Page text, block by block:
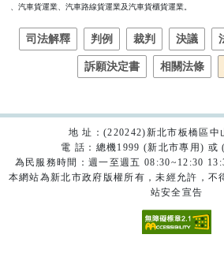
、汽車貨運業、汽車路線貨運業及汽車貨櫃貨運業。
司法解釋 判例 裁判 決議
訴願決定書 相關法條
地 址：(220242)新北市板橋區中
電 話：總機1999 (新北市專用) 或
為民服務時間：週一至週五 08:30~12:30
本網站為新北市政府版權所有，未經允許，不
站安全宣告